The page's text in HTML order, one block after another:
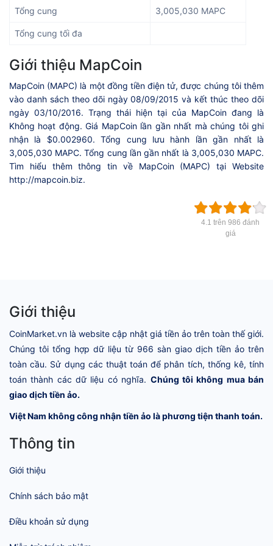
Tổng cung 3,005,030 MAPC
Tổng cung tối đa
Giới thiệu MapCoin
MapCoin (MAPC) là một đồng tiền điện tử, được chúng tôi thêm
vào danh sách theo dõi ngày 08/09/2015 và kết thúc theo dõi
ngày 03/10/2016. Trạng thái hiện tại của MapCoin đang là
Không hoạt động. Giá MapCoin lần gần nhất mà chúng tôi ghi
nhận là $0.002960. Tổng cung lưu hành lần gần nhất là
3,005,030 MAPC. Tổng cung lần gần nhất là 3,005,030 MAPC.
Tìm hiểu thêm thông tin về MapCoin (MAPC) tại Website
http://mapcoin.biz.
4.1 trên 986 đánh
giá
Giới thiệu
CoinMarket.vn là website cập nhật giá tiền ảo trên toàn thế giới.
Chúng tôi tổng hợp dữ liệu từ 966 sàn giao dịch tiền ảo trên
toàn cầu. Sử dụng các thuật toán để phân tích, thống kê, tính
toán thành các dữ liệu có nghĩa. Chúng tôi không mua bán
giao dịch tiền ảo.
Việt Nam không công nhận tiền ảo là phương tiện thanh toán.
Thông tin
Giới thiệu
Chính sách bảo mật
Điều khoản sử dụng